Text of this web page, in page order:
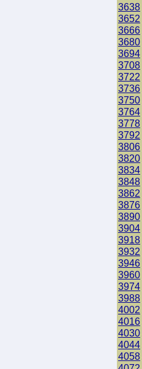
3638
3652
3666
3680
3694
3708
3722
3736
3750
3764
3778
3792
3806
3820
3834
3848
3862
3876
3890
3904
3918
3932
3946
3960
3974
3988
4002
4016
4030
4044
4058